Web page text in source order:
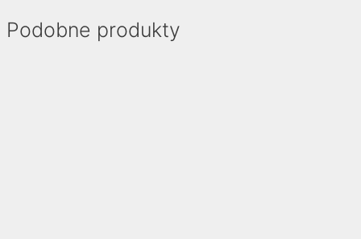
Podobne produkty